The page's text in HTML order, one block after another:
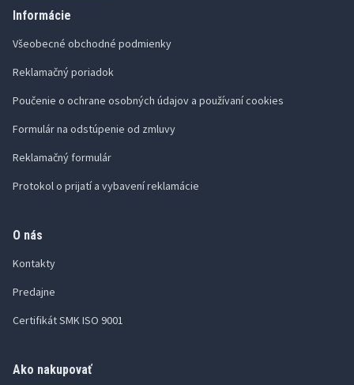
Informácie
Všeobecné obchodné podmienky
Reklamačný poriadok
Poučenie o ochrane osobných údajov a používaní cookies
Formulár na odstúpenie od zmluvy
Reklamačný formulár
Protokol o prijatí a vybavení reklamácie
O nás
Kontakty
Predajne
Certifikát SMK ISO 9001
Ako nakupovať